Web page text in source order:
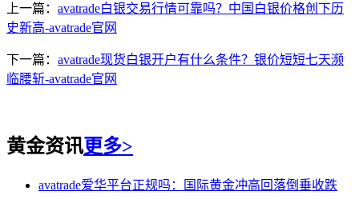
上一篇： avatrade白银交易行情可靠吗？中国白银价格创下历
史新高-avatrade官网
下一篇： avatrade现货白银开户有什么条件？银价短短七天濒
临腰斩-avatrade官网
黄金资讯更多>
avatrade爱华平台正规吗：国际黄金冲高回落倒垂收跌